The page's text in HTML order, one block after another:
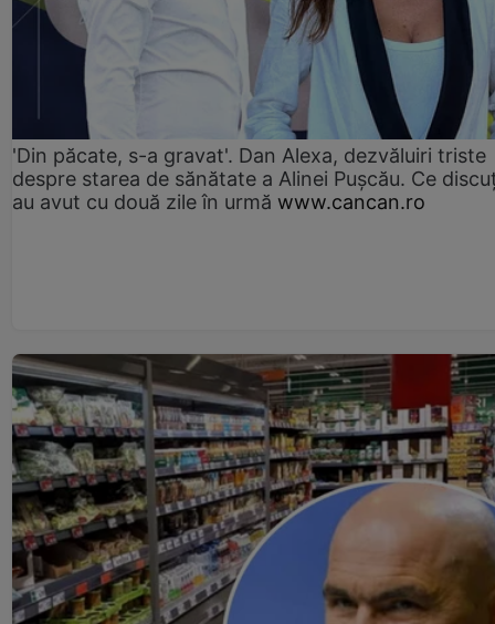
'Din păcate, s-a gravat'. Dan Alexa, dezvăluiri triste
despre starea de sănătate a Alinei Pușcău. Ce
au avut cu două zile în urmă www.cancan.ro